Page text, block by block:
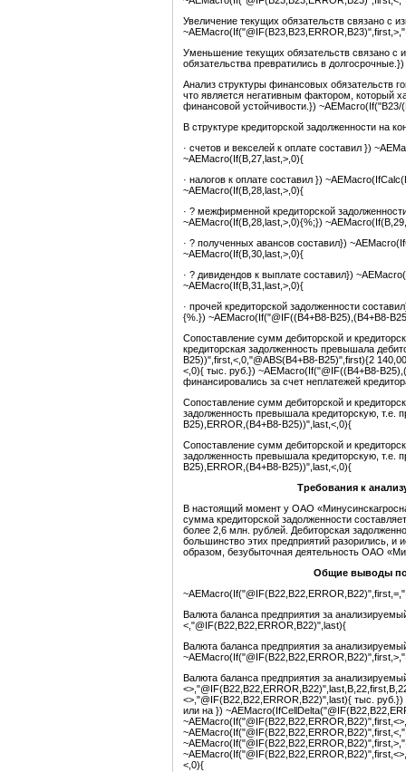
Увеличение текущих обязательств связано с
Уменьшение текущих обязательств связано с
обязательства превратились в
Анализ структуры финансовых обязательств
что является негативным фактором, который
финансовой устойчивости.})
В структуре кредиторской задолженности на
· счетов и векселей к оплате составил })
~AEMacro(If(B,27,last,>,0){
· налогов к оплате составил })
~AEMacro(If(B,28,last,>,0){
· ? межфирменной кредиторской
~AEMacro(If(B,28,last,>,0){%;})
· ? полученных авансов составил})
~AEMacro(If(B,30,last,>,0){
· ? дивидендов к выплате составил})
~AEMacro(If(B,31,last,>,0){
· прочей кредиторской задолженности
{%.}) ~AEMacro(If("@IF((B4+B8-B25),(B4+B8-
Сопоставление сумм дебиторской и
кредиторская задолженность превышала
B25))",first,<,0,"@ABS(B4+B8-B25)",first){2
<,0){ тыс. руб.}) ~AEMacro(If("@IF((B4+B8-
финансировались за счет неплатежей
Сопоставление сумм дебиторской и
задолженность превышала кредиторскую, т.е.
B25),ERROR,(B4+B8-B25))",last,<,0){
Сопоставление сумм дебиторской и
задолженность превышала кредиторскую, т.е.
B25),ERROR,(B4+B8-B25))",last,<,0){
Требования к
В настоящий момент у ОАО
сумма кредиторской задолженности
более 2,6 млн. рублей. Дебиторская
большинство этих предприятий разорились,
образом, безубыточная деятельность ОАО
Общие выводы по
Валюта баланса предприятия за
<,"@IF(B22,B22,ERROR,B22)",last){
Валюта баланса предприятия за
Валюта баланса предприятия за
<>,"@IF(B22,B22,ERROR,B22)",last){ тыс.
или на })
<,0){